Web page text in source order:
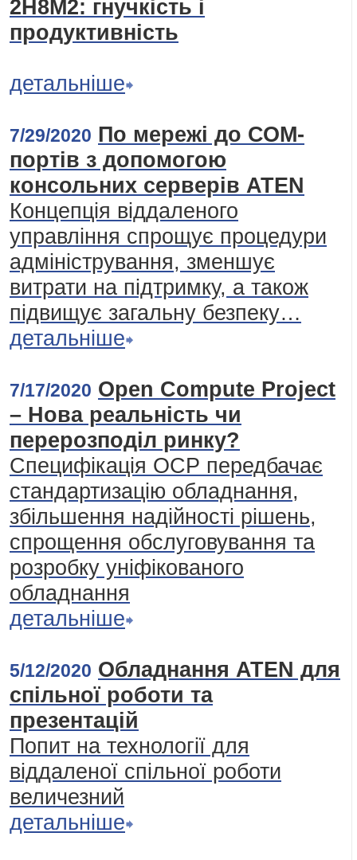
2H8M2: гнучкість і
продуктивність
детальніше
7/29/2020 По мережі до СОМ-
портів з допомогою
консольних серверів ATEN
Концепція віддаленого
управління спрощує процедури
адміністрування, зменшує
витрати на підтримку, а також
підвищує загальну безпеку…
детальніше
7/17/2020 Open Compute Project
– Нова реальність чи
перерозподіл ринку?
Специфікація ОСР передбачає
стандартизацію обладнання,
збільшення надійності рішень,
спрощення обслуговування та
розробку уніфікованого
обладнання
детальніше
5/12/2020 Обладнання ATEN для
спільної роботи та
презентацій
Попит на технології для
віддаленої спільної роботи
величезний
детальніше